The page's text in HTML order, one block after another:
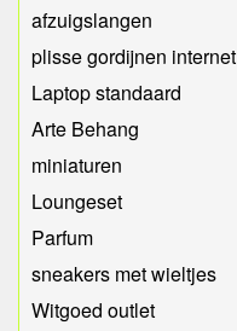
afzuigslangen
plisse gordijnen internet
Laptop standaard
Arte Behang
miniaturen
Loungeset
Parfum
sneakers met wieltjes
Witgoed outlet